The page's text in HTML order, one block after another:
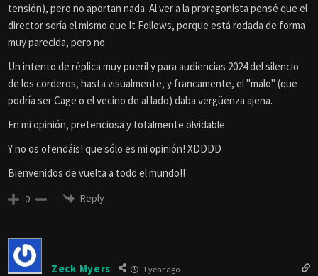
tensión), pero no aportan nada. Al ver a la proragonista pensé que el
director sería el mismo que It Follows, porque está rodada de forma
muy parecida, pero no.
Un intento de réplica muy pueril y para audiencias 2024 del silencio
de los corderos, hasta visualmente, y francamente, el "malo" (que
podría ser Cage o el vecino de al lado) daba vergüenza ajena.
En mi opinión, pretenciosa y totalmente olvidable.
Y no os ofendáis! que sólo es mi opinión! XDDDD
Bienvenidos de vuelta a todo el mundo!!
0 Reply
Zeck Myers 1 year ago